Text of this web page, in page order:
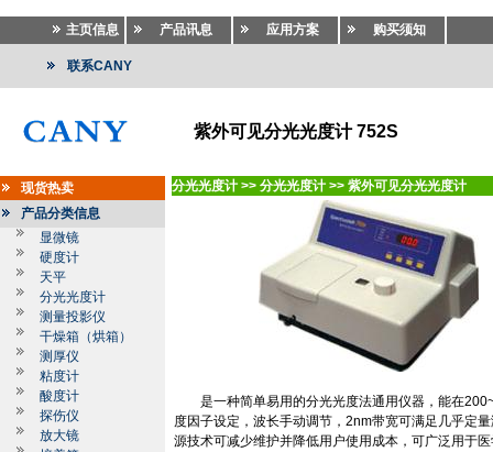
主页信息 产品讯息 应用方案 购买须知
联系CANY
紫外可见分光光度计 752S
现货热卖
产品分类信息
显微镜
硬度计
天平
分光光度计
测量投影仪
干燥箱（烘箱）
测厚仪
粘度计
酸度计
探伤仪
放大镜
分光光度计 >> 分光光度计 >> 紫外可见分光光度计
是一种简单易用的分光光度法通用仪器，能在
度因子设定，波长手动调节， 2nm带宽可满足几乎定
源技术可减少维护并降低用户使用成本，可广泛用于